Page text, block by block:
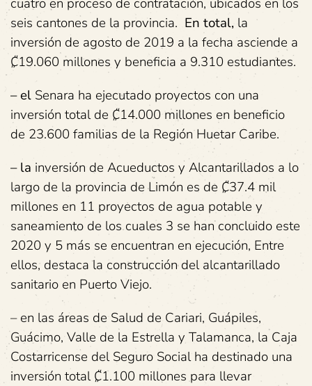
seis cantones de la provincia. En total, la
inversión de agosto de 2019 a la fecha asciende a
₡19.060 millones y beneficia a 9.310 estudiantes.
– el Senara ha ejecutado proyectos con una
inversión total de ₡14.000 millones en beneficio
de 23.600 familias de la Región Huetar Caribe.
– la inversión de Acueductos y Alcantarillados a lo
largo de la provincia de Limón es de ₡37.4 mil
millones en 11 proyectos de agua potable y
saneamiento de los cuales 3 se han concluido este
2020 y 5 más se encuentran en ejecución, Entre
ellos, destaca la construcción del alcantarillado
sanitario en Puerto Viejo.
– en las áreas de Salud de Cariari, Guápiles,
Guácimo, Valle de la Estrella y Talamanca, la Caja
Costarricense del Seguro Social ha destinado una
inversión total ₡1.100 millones para llevar